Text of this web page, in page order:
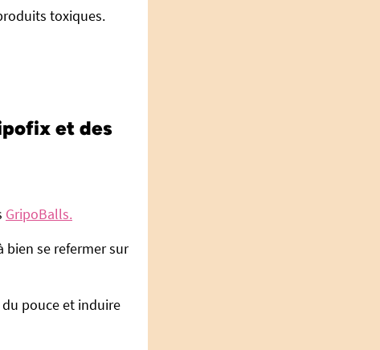
toxiques.
et des
GripoBalls.
bien se refermer sur
pouce et induire